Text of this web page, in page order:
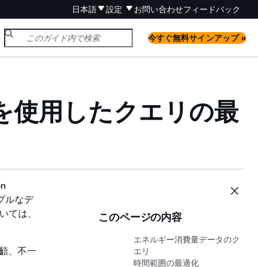
日本語 設定 お問い合わせフィードバック
今すぐ無料サインアップ »
使用したクエリの最
ルなデ
ては、
、不一
このページの内容
エネルギー消費量データのク
エリ
時間範囲の最適化